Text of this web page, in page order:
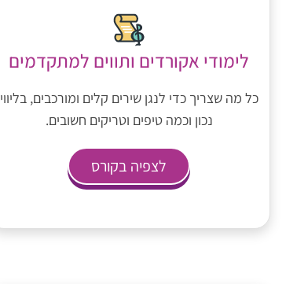
לימודי אקורדים ותווים למתקדמים
כל מה שצריך כדי לנגן שירים קלים ומורכבים, בליווי
נכון וכמה טיפים וטריקים חשובים.
לצפיה בקורס